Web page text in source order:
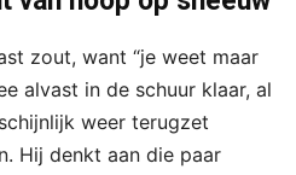
zout, want “je weet maar
alvast in de schuur klaar, al
weer terugzet
Hij denkt aan die paar